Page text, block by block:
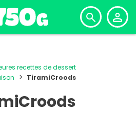
recettes de dessert
TiramiCroods